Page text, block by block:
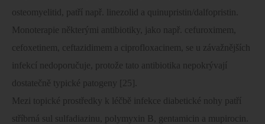
osteomyelitid, patří např. linezolid a quinupristin/dalfopristin.
Monoterapie některými antibiotiky, jako např. cefuroximem,
cefoxetinem, ceftazidimem a ciprofloxacinem, se u závažnějších
infekcí nedoporučuje, protože tato antibiotika nepokrývají
dostatečně typické patogeny [25].
Mezi topické prostředky k léčbě infekce diabetické nohy patří
stříbrná sul sulfadiazinu, polymyxin B, gentamicin a mupirocin.